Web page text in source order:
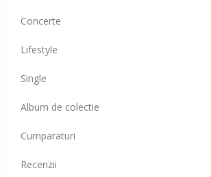
Concerte
Lifestyle
Single
Album de colectie
Cumparaturi
Recenzii